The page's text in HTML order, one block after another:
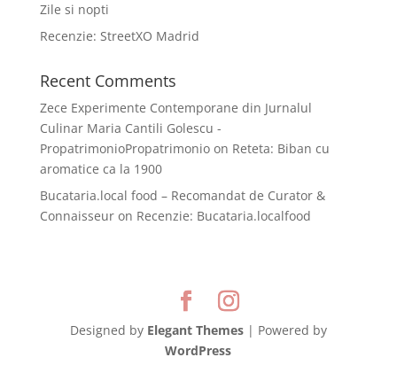
Zile si nopti
Recenzie: StreetXO Madrid
Recent Comments
Zece Experimente Contemporane din Jurnalul
Culinar Maria Cantili Golescu -
PropatrimonioPropatrimonioon Reteta: Biban cu
aromatice ca la 1900
Bucataria.local food – Recomandat de Curator &
Connaisseuron Recenzie: Bucataria.localfood
Designed by Elegant Themes| Powered by
WordPress